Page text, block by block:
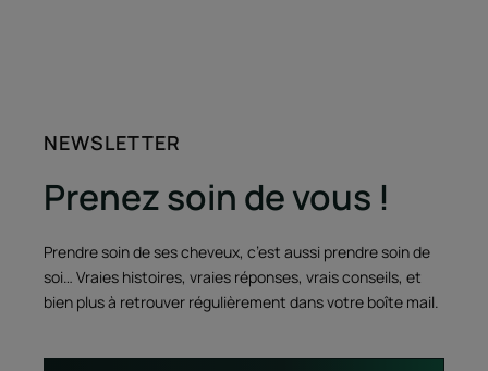
NEWSLETTER
Prenez soin de vous !
Prendre soin de ses cheveux, c’est aussi prendre soin de
soi… Vraies histoires, vraies réponses, vrais conseils, et
bien plus à retrouver régulièrement dans votre boîte mail.